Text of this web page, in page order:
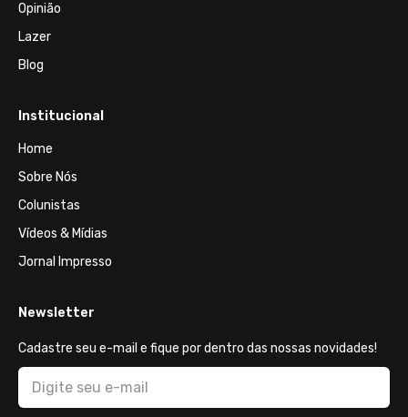
Opinião
Lazer
Blog
Institucional
Home
Sobre Nós
Colunistas
Vídeos & Mídias
Jornal Impresso
Newsletter
Cadastre seu e-mail e fique por dentro das nossas novidades!